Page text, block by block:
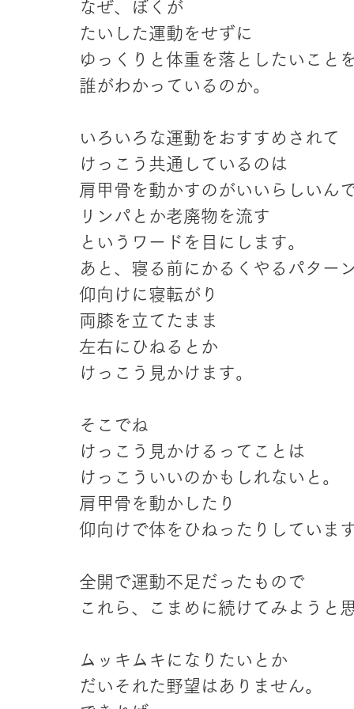
なぜ、ぼくが
たいした運動をせずに
ゆっくりと体重を落としたいこと
誰がわかっているのか。
いろいろな運動をおすすめされて
けっこう共通しているのは
肩甲骨を動かすのがいいらしいんで
リンパとか老廃物を流す
というワードを目にします。
あと、寝る前にかるくやるパターン
仰向けに寝転がり
両膝を立てたまま
左右にひねるとか
けっこう見かけます。
そこでね
けっこう見かけるってことは
けっこういいのかもしれないと。
肩甲骨を動かしたり
仰向けで体をひねったりしています
全開で運動不足だったもので
これら、こまめに続けてみようと
ムッキムキになりたいとか
だいそれた野望はありません。